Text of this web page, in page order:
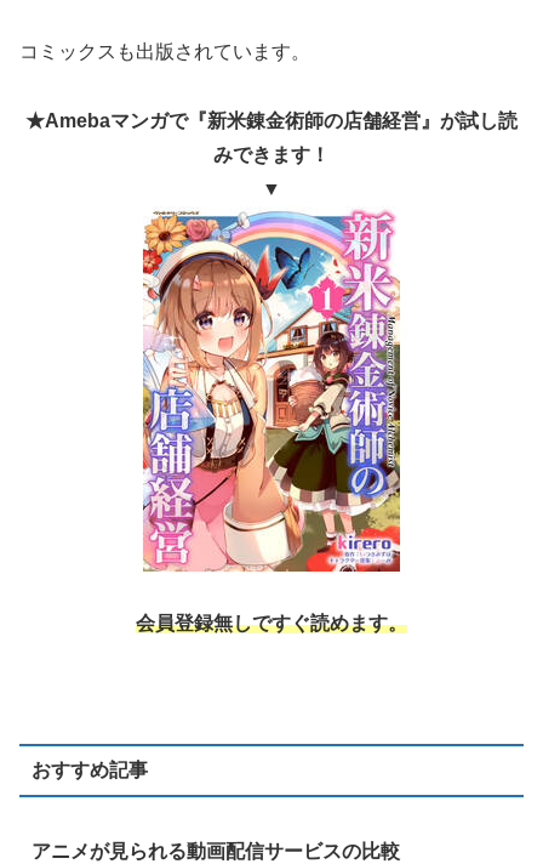
コミックスも出版されています。
★Amebaマンガで『新米錬金術師の店舗経営』が試し読
みできます！
▼
会員登録無しですぐ読めます。
おすすめ記事
アニメが見られる動画配信サービスの比較